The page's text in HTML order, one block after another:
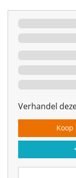
Verhandel
Koop